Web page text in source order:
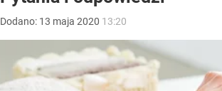
Dodano: 13 maja 2020 13:20